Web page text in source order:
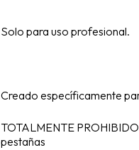
Solo para uso profesional.
Creado específicamente
TOTALMENTE
pestañas